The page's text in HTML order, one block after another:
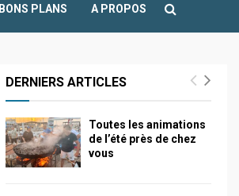
BONS PLANS A PROPOS
DERNIERS ARTICLES
Toutes les animations
de l’été près de chez
vous